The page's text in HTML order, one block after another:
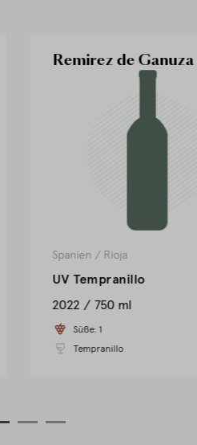
Remirez de Ganuza
Spanien / Rioja
UV Tempranillo
2022
750 ml
Süße: 1
Tempranillo